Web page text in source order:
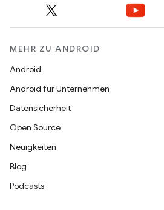
MEHR ZU ANDROID
Android
Android für Unternehmen
Datensicherheit
Open Source
Neuigkeiten
Blog
Podcasts